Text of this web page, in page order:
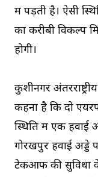
में पड़ती है। ऐसी
का करीबी विकल्प
होगी।
कुशीनगर
कहना है कि दो
स्थिति में एक हवाई
गोरखपुर हवाई अड्डे
टेकआफ की सुविधा